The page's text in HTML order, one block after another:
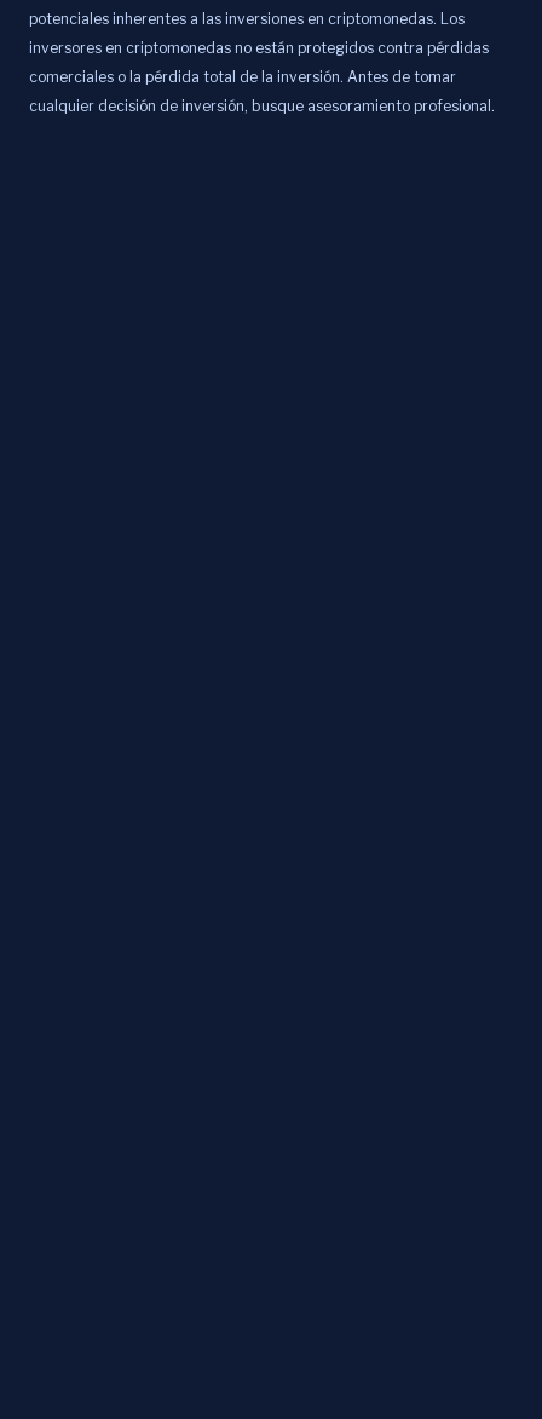
potenciales inherentes a las inversiones en criptomonedas. Los
inversores en criptomonedas no están protegidos contra pérdidas
comerciales o la pérdida total de la inversión. Antes de tomar
cualquier decisión de inversión, busque asesoramiento profesional.